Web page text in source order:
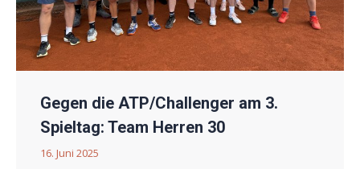
Gegen die ATP/Challenger am 3.
Spieltag: Team Herren 30
16. Juni 2025